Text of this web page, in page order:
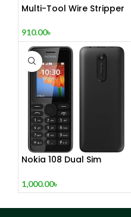
Multi-Tool Wire Stripper
910.00৳
Nokia 108 Dual Sim
1,000.00৳